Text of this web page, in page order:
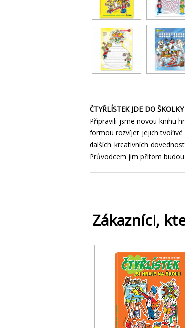
ČTYŘLÍSTEK JDE DO ŠKOLKY
Připravili jsme novou knihu
formou rozvíjet jejich tvořivé
dalších kreativních
Průvodcem jim přitom
Zákazníci,